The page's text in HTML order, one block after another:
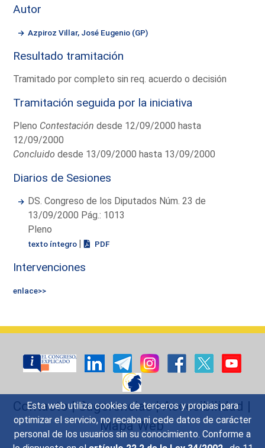
Esta web utiliza cookies de terceros y propias para
optimizar el servicio, no recaba ni cede datos de carácter
personal de los usuarios sin su conocimiento. Conforme a
Autor
Azpiroz Villar, José Eugenio (GP)
Resultado tramitación
Tramitado por completo sin req. acuerdo o decisión
Tramitación seguida por la iniciativa
Pleno Contestación desde 12/09/2000 hasta
12/09/2000
Concluido desde 13/09/2000 hasta 13/09/2000
Diarios de Sesiones
DS. Congreso de los Diputados Núm. 23 de
13/09/2000 Pág.: 1013
Pleno
texto íntegro | PDF
Intervenciones
enlace>>
Contacto|Sugerencias|Accesibilidad |
Mapa Web